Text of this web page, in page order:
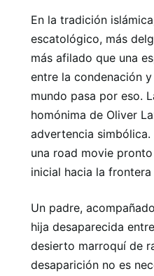
En la tradición
escatológico, más
más afilado que una
entre la condenación
mundo pasa por eso.
homónima de Oliver
advertencia
una road movie
inicial hacia la frontera
Un padre,
hija desaparecida
desierto marroquí de
desaparición no es